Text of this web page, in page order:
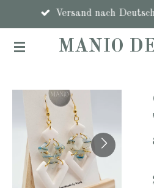
Hauptinhalt
springen
MANIO
Versand nach